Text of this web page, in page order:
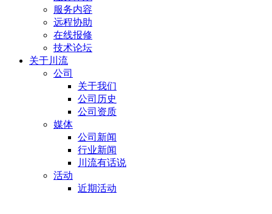
服务内容
远程协助
在线报修
技术论坛
关于川流
公司
关于我们
公司历史
公司资质
媒体
公司新闻
行业新闻
川流有话说
活动
近期活动